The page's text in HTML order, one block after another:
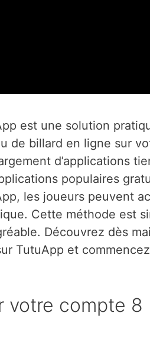
est une solution
de billard en ligne sur
d’applications
populaires
les joueurs peuvent
Cette méthode est
Découvrez dès
TutuApp et
votre compte 8